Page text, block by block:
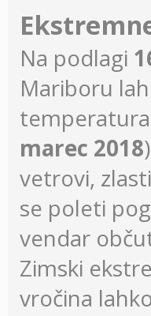
Na podlagi
Mariboru
marec 2018
vetrovi,
se poleti
vendar
Zimski
vročina